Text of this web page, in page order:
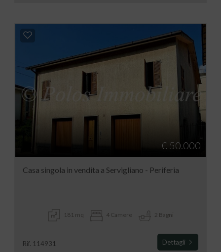
€ 50.000
Casa singola in vendita a Servigliano - Periferia
181 mq 4 Camere 2 Bagni
Rif. 114931 Dettagli